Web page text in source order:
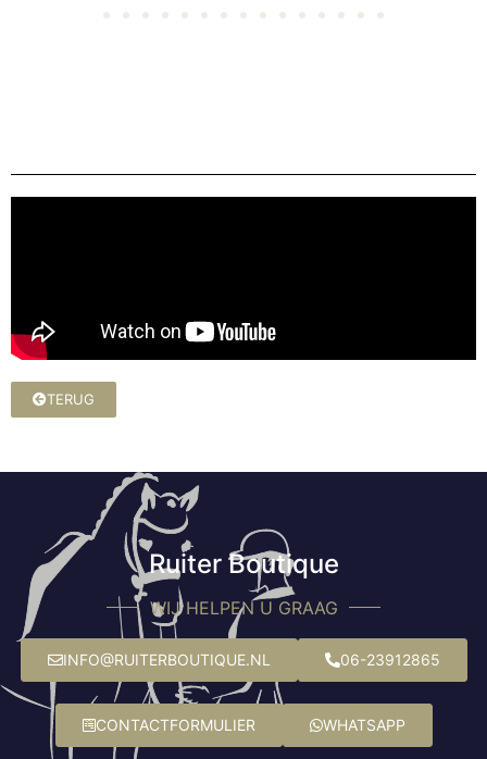
TERUG
Ruiter Boutique
WIJ HELPEN U GRAAG
INFO@RUITERBOUTIQUE.NL 06-23912865
CONTACTFORMULIER WHATSAPP